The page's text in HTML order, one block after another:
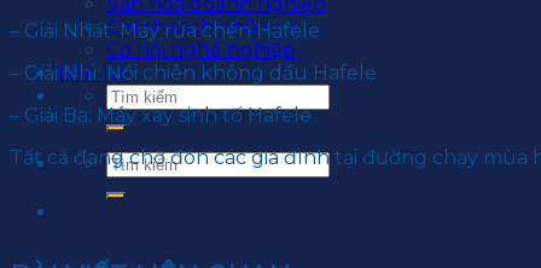
Chính sách nhân sự
Cơ hội nghề nghiệp
Liên hệ
– Giải Nhất: Máy rửa chén Hafele
– Giải Nhì: Nồi chiên không dầu Hafele
– Giải Ba: Máy xay sinh tố Hafele
Tất cả đang chờ đón các gia đình tại đường chạy